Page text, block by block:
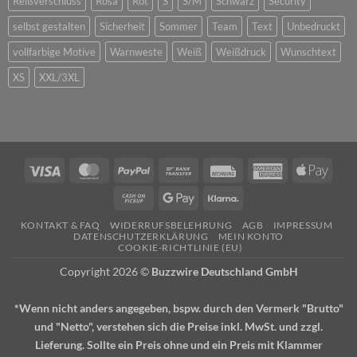
selbst gestalten
Sicherheit Sommer Team Text
Unbedruckt
vollfarbige Motive
Warnweste Weiß Weißdruck
Wunschtext
XS
XXL/3XL
Visa MasterCardPayPal
Bank
Rechung
AmericanApple
Cash
Pickup
Google
KONTAKT & FAQ WIDERRUFSBELEHRUNG AGB
IMPRESSUM
DATENSCHUTZERKLÄRUNG
MEIN KONTO
COOKIE-RICHTLINIE (EU)
Copyright 2026 © Buzzwire Deutschland GmbH
*Wenn nicht anders angegeben, bspw. durch den Vermerk "Brutto"
und "Netto", verstehen sich die Preise inkl. MwSt. und zzgl.
Lieferung. Sollte ein Preis ohne und ein Preis mit Klammer